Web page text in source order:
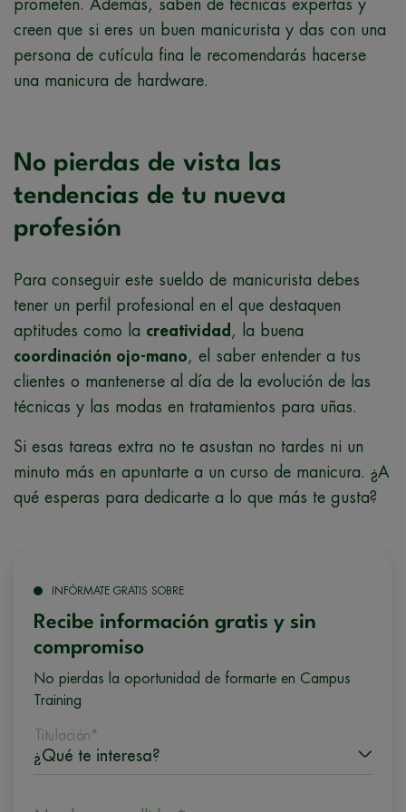
prometen. Además, saben de técnicas expertas y
creen que si eres un buen manicurista y das con una
persona de cutícula fina le recomendarás hacerse
una manicura de hardware.
No pierdas de vista las
tendencias de tu nueva
profesión
Para conseguir este sueldo de manicurista debes
tener un perfil profesional en el que destaquen
aptitudes como la creatividad , la buena
coordinación ojo-mano, el saber entender a tus
clientes o mantenerse al día de la evolución de las
técnicas y las modas en tratamientos para uñas.
Si esas tareas extra no te asustan no tardes ni un
minuto más en apuntarte a un curso de manicura. ¿A
qué esperas para dedicarte a lo que más te gusta?
INFÓRMATE GRATIS SOBRE
Recibe información gratis y sin
compromiso
No pierdas la oportunidad de formarte en Campus
Training
Titulación*